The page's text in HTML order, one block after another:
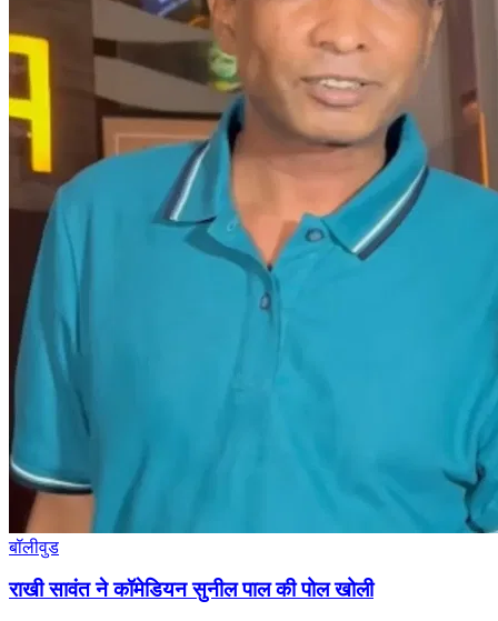
बॉलीवुड
राखी सावंत ने कॉमेडियन सुनील पाल की पोल खोली